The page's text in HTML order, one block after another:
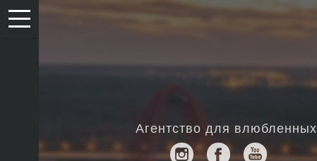
Агентство для влюбленных